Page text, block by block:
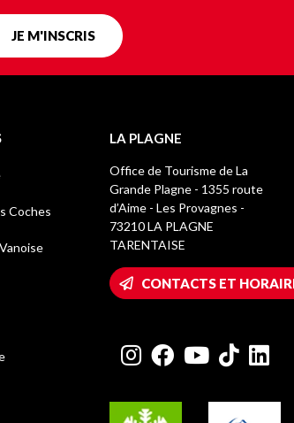
JE M'INSCRIS
Coches
LA PLAGNE
Office de Tourisme de La
Grande Plagne - 1355 route
d’Aime - Les Provagnes -
73210 LA PLAGNE
TARENTAISE
CONTACTS ET